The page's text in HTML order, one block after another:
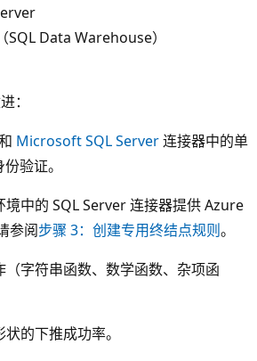
Data Warehouse）
：
Microsoft SQL Server连接器中的单
验证。
境中的 SQL Server 连接器提供 Azure
参阅步骤 3：创建专用终结点规则。
（字符串函数、数学函数、杂项函
的下推成功率。